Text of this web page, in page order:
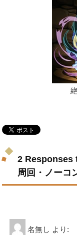
2 Responses
周回・ノーコ
名無し より: